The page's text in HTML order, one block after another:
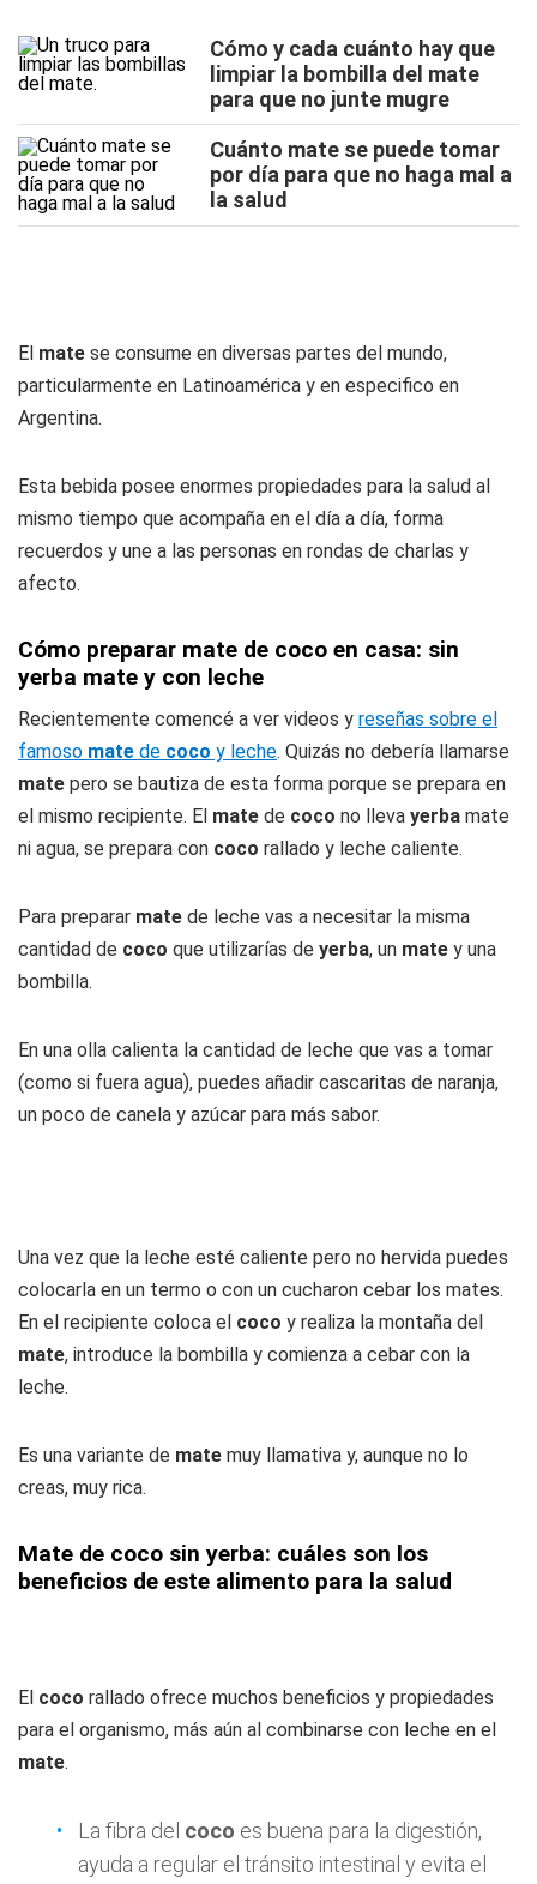
Cómo y cada cuánto hay que
limpiar la bombilla del mate
para que no junte mugre
Cuánto mate se puede tomar
por día para que no haga mal a
la salud
El mate se consume en diversas partes del mundo,
particularmente en Latinoamérica y en especifico en
Argentina.
Esta bebida posee enormes propiedades para la salud al
mismo tiempo que acompaña en el día a día, forma
recuerdos y une a las personas en rondas de charlas y
afecto.
Cómo preparar mate de coco en casa: sin
yerba mate y con leche
Recientemente comencé a ver videos y reseñas sobre el
famoso mate de coco y leche. Quizás no debería llamarse
mate pero se bautiza de esta forma porque se prepara en
el mismo recipiente. El mate de coco no lleva yerba mate
ni agua, se prepara con coco rallado y leche caliente.
Para preparar mate de leche vas a necesitar la misma
cantidad de coco que utilizarías de yerba, un mate y una
bombilla.
En una olla calienta la cantidad de leche que vas a tomar
(como si fuera agua), puedes añadir cascaritas de naranja,
un poco de canela y azúcar para más sabor.
Una vez que la leche esté caliente pero no hervida puedes
colocarla en un termo o con un cucharon cebar los mates.
En el recipiente coloca el coco y realiza la montaña del
mate, introduce la bombilla y comienza a cebar con la
leche.
Es una variante de mate muy llamativa y, aunque no lo
creas, muy rica.
Mate de coco sin yerba: cuáles son los
beneficios de este alimento para la salud
El coco rallado ofrece muchos beneficios y propiedades
para el organismo, más aún al combinarse con leche en el
mate.
La fibra del coco es buena para la digestión,
ayuda a regular el tránsito intestinal y evita el